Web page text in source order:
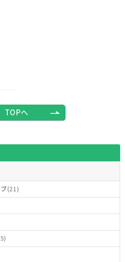
TOPへ
(21)